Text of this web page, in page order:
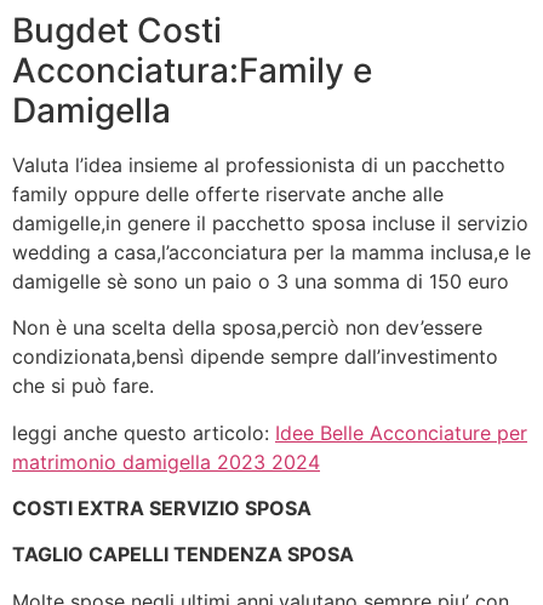
Bugdet Costi
Acconciatura:Family e
Damigella
Valuta l’idea insieme al professionista di un pacchetto
family oppure delle offerte riservate anche alle
damigelle,in genere il pacchetto sposa incluse il servizio
wedding a casa,l’acconciatura per la mamma inclusa,e le
damigelle sè sono un paio o 3 una somma di 150 euro
Non è una scelta della sposa,perciò non dev’essere
condizionata,bensì dipende sempre dall’investimento
che si può fare.
leggi anche questo articolo: Idee Belle Acconciature per
matrimonio damigella 2023 2024
COSTI EXTRA SERVIZIO SPOSA
TAGLIO CAPELLI TENDENZA SPOSA